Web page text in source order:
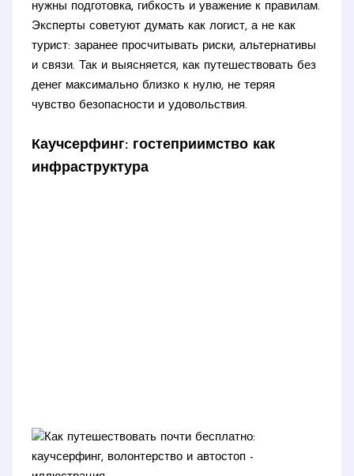
нужны подготовка, гибкость и уважение к правилам.
Эксперты советуют думать как логист, а не как
турист: заранее просчитывать риски, альтернативы
и связи. Так и выясняется, как путешествовать без
денег максимально близко к нулю, не теряя
чувство безопасности и удовольствия.
Каучсерфинг: гостеприимство как
инфраструктура